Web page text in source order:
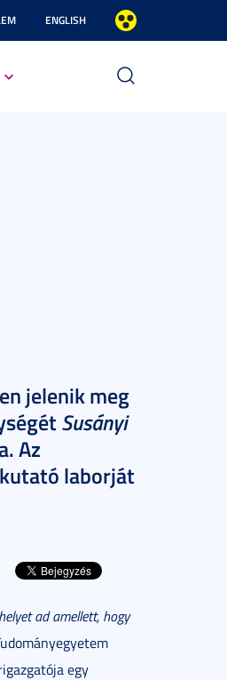
ENGLISH
jelenik meg
Susányi
Az
laborját
ad amellett, hogy
egy